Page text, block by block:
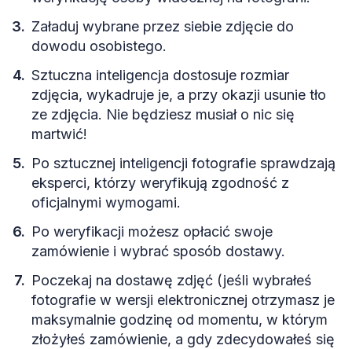
Załaduj wybrane przez siebie zdjęcie do
dowodu osobistego.
Sztuczna inteligencja dostosuje rozmiar
zdjęcia, wykadruje je, a przy okazji usunie tło
ze zdjęcia. Nie będziesz musiał o nic się
martwić!
Po sztucznej inteligencji fotografie sprawdzają
eksperci, którzy weryfikują zgodność z
oficjalnymi wymogami.
Po weryfikacji możesz opłacić swoje
zamówienie i wybrać sposób dostawy.
Poczekaj na dostawę zdjęć (jeśli wybrałeś
fotografie w wersji elektronicznej otrzymasz je
maksymalnie godzinę od momentu, w którym
złożyłeś zamówienie, a gdy zdecydowałeś się